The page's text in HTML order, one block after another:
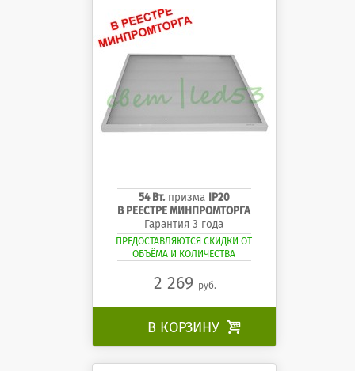
54 Вт.призма IP20
В РЕЕСТРЕ МИНПРОМТОРГА
Гарантия 3 года
ПРЕДОСТАВЛЯЮТСЯ СКИДКИ ОТ
ОБЪЁМА И КОЛИЧЕСТВА
2 269 руб.
В КОРЗИНУ 